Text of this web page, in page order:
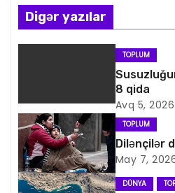
a
q
a
s
Digər yazılar
TOPLUM
8 qida
Avq 5, 2026
TOPLUM
Dilənçilər
May 7,
DÜNYA